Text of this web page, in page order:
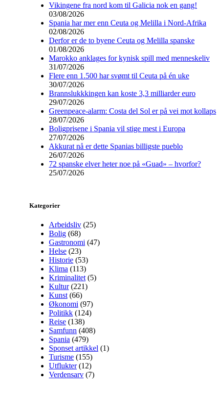
Vikingene fra nord kom til Galicia nok en gang!
03/08/2026
Spania har mer enn Ceuta og Melilla i Nord-Afrika
02/08/2026
Derfor er de to byene Ceuta og Melilla spanske
01/08/2026
Marokko anklages for kynisk spill med menneskeliv
31/07/2026
Flere enn 1.500 har svømt til Ceuta på én uke
30/07/2026
Brannslukkkingen kan koste 3,3 milliarder euro
29/07/2026
Greenpeace-alarm: Costa del Sol er på vei mot kollaps
28/07/2026
Boligprisene i Spania vil stige mest i Europa
27/07/2026
Akkurat nå er dette Spanias billigste pueblo
26/07/2026
72 spanske elver heter noe på «Guad» – hvorfor?
25/07/2026
Kategorier
Arbeidsliv (25)
Bolig (68)
Gastronomi (47)
Helse (23)
Historie (53)
Klima (113)
Kriminalitet (5)
Kultur(221)
Kunst (66)
Økonomi (97)
Politikk (124)
Reise (138)
Samfunn (408)
Spania (479)
Sponset artikkel (1)
Turisme (155)
Utflukter(12)
Verdensarv (7)